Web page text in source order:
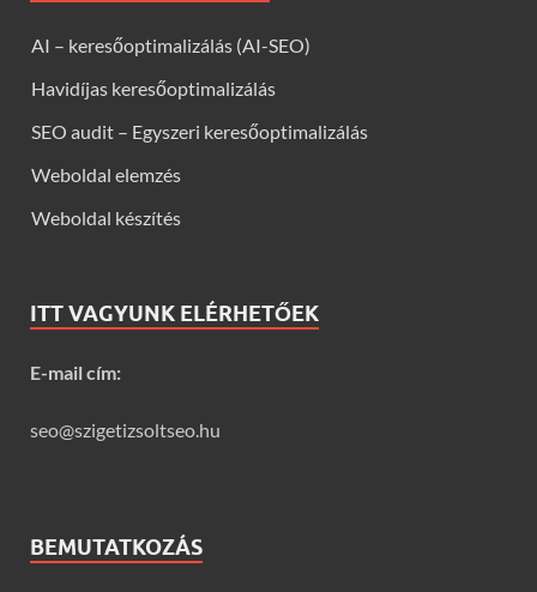
AI – keresőoptimalizálás (AI-SEO)
Havidíjas keresőoptimalizálás
SEO audit – Egyszeri keresőoptimalizálás
Weboldal elemzés
Weboldal készítés
ITT VAGYUNK ELÉRHETŐEK
E-mail cím:
seo@szigetizsoltseo.hu
BEMUTATKOZÁS